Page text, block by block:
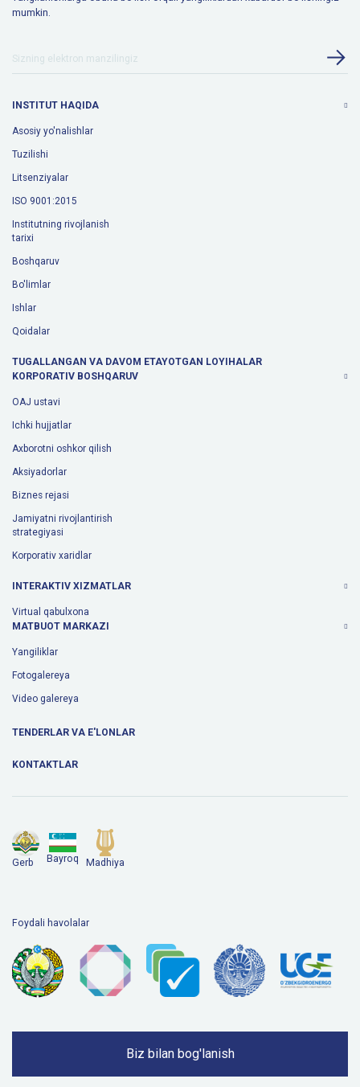
mumkin.
INSTITUT HAQIDA
Asosiy yo'nalishlar
Tuzilishi
Litsenziyalar
ISO 9001:2015
Institutning rivojlanish
tarixi
Boshqaruv
Bo'limlar
Ishlar
Qoidalar
TUGALLANGAN VA DAVOM ETAYOTGAN LOYIHALAR
KORPORATIV BOSHQARUV
OAJ ustavi
Ichki hujjatlar
Axborotni oshkor qilish
Aksiyadorlar
Biznes rejasi
Jamiyatni rivojlantirish
strategiyasi
Korporativ xaridlar
INTERAKTIV XIZMATLAR
Virtual qabulxona
MATBUOT MARKAZI
Yangiliklar
Fotogalereya
Video galereya
TENDERLAR VA E'LONLAR
KONTAKTLAR
Gerb Bayroq Madhiya
Foydali havolalar
Biz bilan bog'lanish